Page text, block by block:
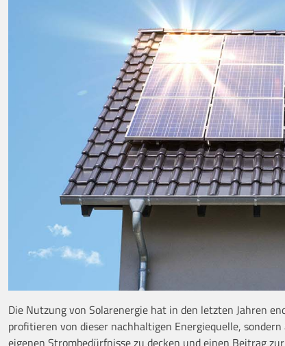
Die Nutzung von Solarenergie hat in den letzten Jahren
profitieren von dieser nachhaltigen Energiequelle,
eigenen Strombedürfnisse zu decken und einen Beitrag